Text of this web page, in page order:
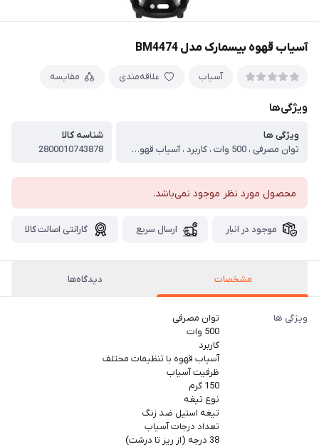
آسیاب قهوه بیسمارک مدل BM4474
آسیاب علاقه‌مندی مقایسه
ویژگی‌ها
ویژگی ها
توان مصرفی ، 500 وات ، کاربرد ، آسیاب قهوه با تنظیمات مختلف ، ظرفیت آسیاب ، 150 گرم ، نوع تیغه ، تیغه استیل ضد زنگ ، تعداد درجات آسیاب ، 38 درجه (از ریز تا درشت) ، نوع کنترل ، دکمه‌ای (خاموش/روشن) ، پایه ضد لغزش ، بله ، جنس بدنه ، پلاستیک با روکش مقاوم ، جنس تیغه ، استیل ضد زنگ ، وزن ، 1 کیلوگرم ، جنس محفظه داخلی ، پلاستیک مقاوم ، کلید خاموش / روشن ، بله ، ولتاژ برق ، 220 ولت ، قابلیت شستشوی قطعات در ماشین ظرفشویی ، بله ، طول سیم برق ، 1 متر ، نمایشگر ، دارد ، ارتفاع ، 20 سانتی‌متر ، عرض ، 10 سانتی‌متر ، تعداد مخزن ، 1 عدد ، میزان صدا ، متوسط (کمتر از 80 دسی‌بل) ، قابلیت برنامه ریزی ، خیر ، سایر مشخصات ، طراحی ارگونومیک، امکان آسیاب انواع قهوه برای سلیقه‌های مختلف
شناسه کالا
2800010743878
محصول مورد نظر موجود نمی‌باشد.
موجود در انبار ارسال سریع گارانتی اصالت کالا
مشخصات دیدگاه‌ها
ویژگی ها
توان مصرفی
500 وات
کاربرد
آسیاب قهوه با تنظیمات مختلف
ظرفیت آسیاب
150 گرم
نوع تیغه
تیغه استیل ضد زنگ
تعداد درجات آسیاب
38 درجه (از ریز تا درشت)